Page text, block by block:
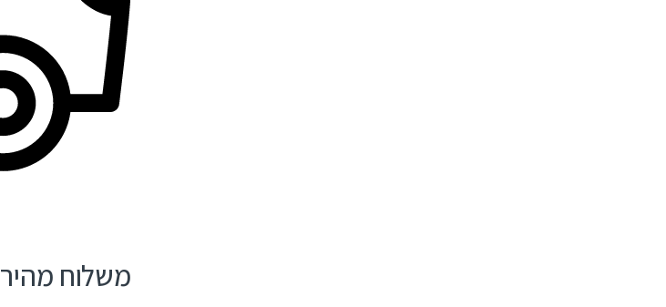
משלוח מהיר